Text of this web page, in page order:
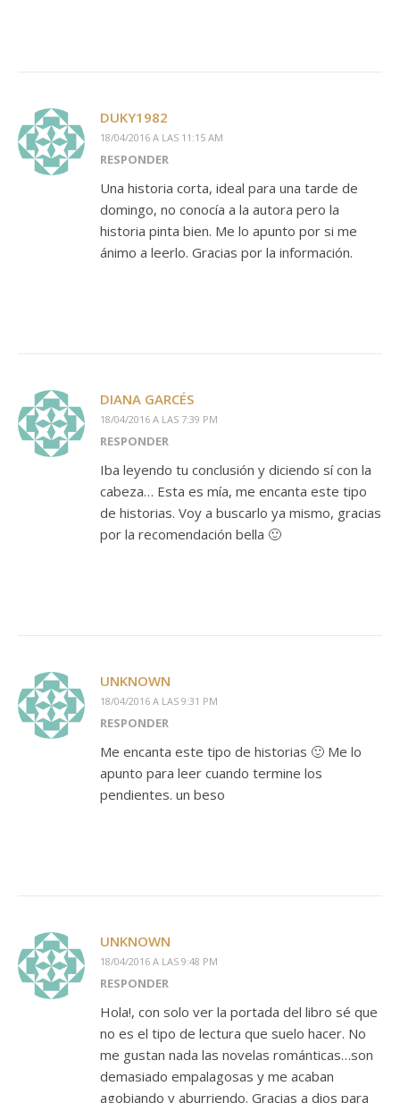
DUKY1982
18/04/2016 A LAS 11:15 AM
RESPONDER
Una historia corta, ideal para una tarde de
domingo, no conocía a la autora pero la
historia pinta bien. Me lo apunto por si me
ánimo a leerlo. Gracias por la información.
DIANA GARCÉS
18/04/2016 A LAS 7:39 PM
RESPONDER
Iba leyendo tu conclusión y diciendo sí con la
cabeza… Esta es mía, me encanta este tipo
de historias. Voy a buscarlo ya mismo, gracias
por la recomendación bella 🙂
UNKNOWN
18/04/2016 A LAS 9:31 PM
RESPONDER
Me encanta este tipo de historias 🙂 Me lo
apunto para leer cuando termine los
pendientes. un beso
UNKNOWN
18/04/2016 A LAS 9:48 PM
RESPONDER
Hola!, con solo ver la portada del libro sé que
no es el tipo de lectura que suelo hacer. No
me gustan nada las novelas románticas…son
demasiado empalagosas y me acaban
agobiando y aburriendo. Gracias a dios para